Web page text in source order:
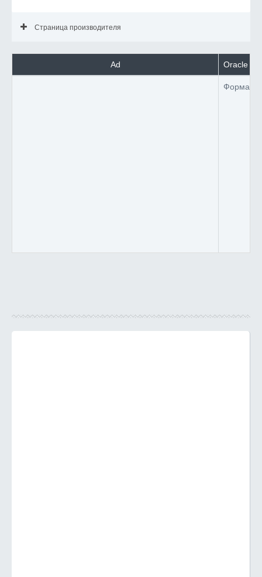
Страница производителя
Ad Oracle BI
Формат